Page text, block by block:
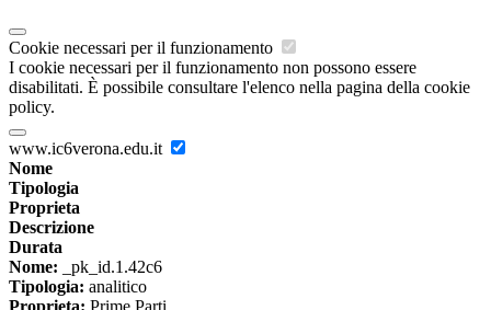
Cookie necessari per il funzionamento
I cookie necessari per il funzionamento non possono essere
disabilitati. È possibile consultare l'elenco nella pagina della cookie
policy.
www.ic6verona.edu.it
Nome
Tipologia
Proprieta
Descrizione
Durata
Nome: _pk_id.1.42c6
Tipologia: analitico